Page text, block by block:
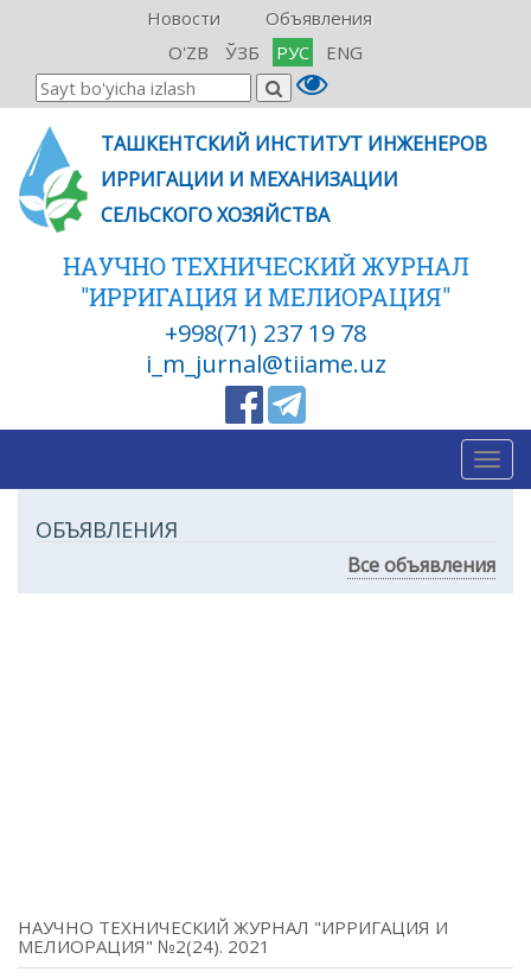
Новости
Объявления
O'ZB
ЎЗБ РУС ENG
ТАШКЕНТСКИЙ ИНСТИТУТ ИНЖЕНЕРОВ
ИРРИГАЦИИ И МЕХАНИЗАЦИИ
СЕЛЬСКОГО ХОЗЯЙСТВА
НАУЧНО ТЕХНИЧЕСКИЙ ЖУРНАЛ
"ИРРИГАЦИЯ И МЕЛИОРАЦИЯ"
+998(71) 237 19 78
i_m_jurnal@tiiame.uz
ОБЪЯВЛЕНИЯ
Все объявления
НАУЧНО ТЕХНИЧЕСКИЙ ЖУРНАЛ "ИРРИГАЦИЯ И
МЕЛИОРАЦИЯ" №2(24). 2021